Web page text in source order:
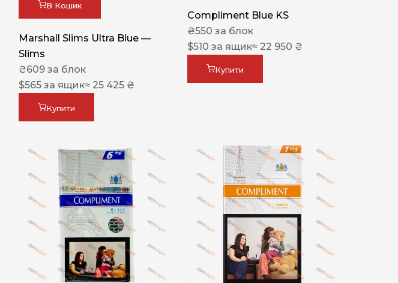
В Кошик
Marshall Slims Ultra Blue —
Slims
₴609 за блок
$565 за ящик≈ 25 425 ₴
Купити
Compliment Blue KS
₴550 за блок
$510 за ящик≈ 22 950 ₴
Купити